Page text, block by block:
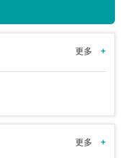
更多+
更多+